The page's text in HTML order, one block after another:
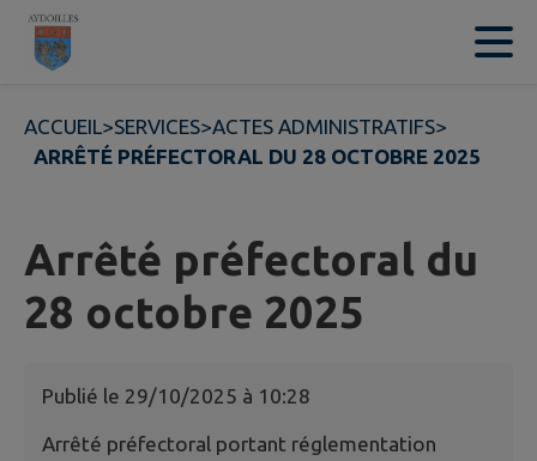
Contenu
ACCUEIL>SERVICES>ACTES ADMINISTRATIFS>
ARRÊTÉ PRÉFECTORAL DU 28 OCTOBRE 2025
Arrêté préfectoral du
28 octobre 2025
Publié le 29/10/2025 à 10:28
Arrêté préfectoral portant réglementation